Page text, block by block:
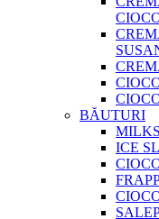
BĂUTURI
ICE